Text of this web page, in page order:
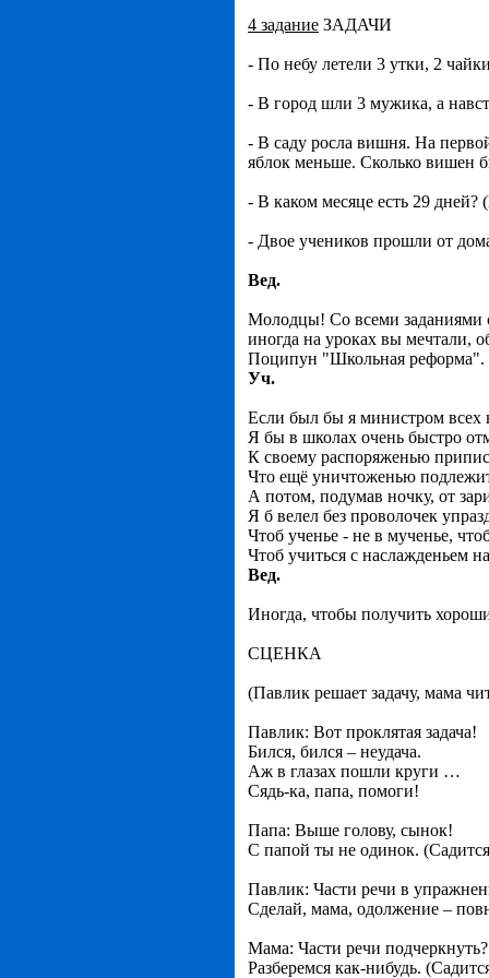
4 задание ЗАДАЧИ
- По небу летели 3 утки, 2
- В город шли 3 мужика, а
- В саду росла вишня. На
яблок меньше. Сколько вишен
- В каком месяце есть 29 дней?
- Двое учеников прошли от
Вед.
Молодцы! Со всеми заданиями
иногда на уроках вы мечтали,
Поципун "Школьная реформа".
Уч.
Если был бы я министром всех
Я бы в школах очень быстро
К своему распоряженью
Что ещё уничтоженью
А потом, подумав ночку, от
Я б велел без проволочек
Чтоб ученье - не в мученье,
Чтоб учиться с наслажденьем
Вед.
Иногда, чтобы получить
СЦЕНКА
(Павлик решает задачу, мама
Павлик: Вот проклятая задача!
Бился, бился – неудача.
Аж в глазах пошли круги …
Сядь-ка, папа, помоги!
Папа: Выше голову, сынок!
С папой ты не одинок.
Павлик: Части речи в
Сделай, мама, одолжение –
Мама: Части речи подчеркнуть?
Разберемся как-нибудь.